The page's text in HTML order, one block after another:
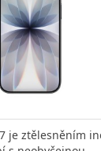
je ztělesněním